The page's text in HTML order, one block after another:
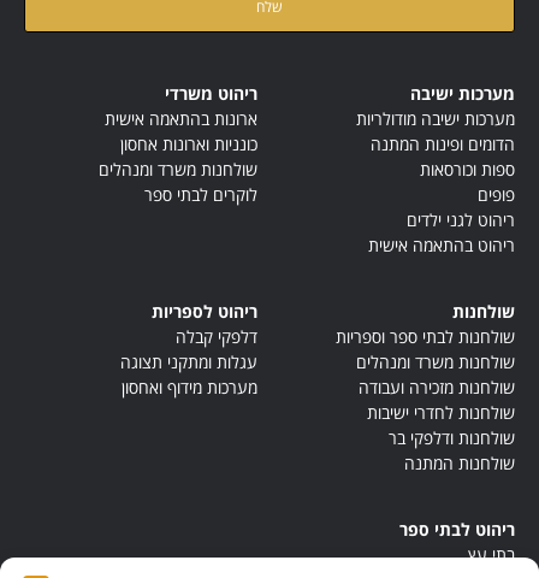
מערכות ישיבה
מערכות ישיבה מודולריות
הדומים ופינות המתנה
ספות וכורסאות
פופים
ריהוט לגני ילדים
ריהוט בהתאמה אישית
ריהוט משרדי
ארונות בהתאמה אישית
כונניות וארונות אחסון
שולחנות משרד ומנהלים
לוקרים לבתי ספר
שולחנות
שולחנות לבתי ספר וספריות
שולחנות משרד ומנהלים
שולחנות מזכירה ועבודה
שולחנות לחדרי ישיבות
שולחנות ודלפקי בר
שולחנות המתנה
ריהוט לספריות
דלפקי קבלה
עגלות ומתקני תצוגה
מערכות מידוף ואחסון
ריהוט לבתי ספר
בתי עץ